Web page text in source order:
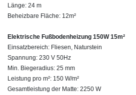
Länge: 24 m
Beheizbare Fläche: 12m²
Elektrische Fußbodenheizung 150W 15m²
Einsatzbereich: Fliesen, Naturstein
Spannung: 230 V 50Hz
Min. Biegeradius: 25 mm
Leistung pro m²: 150 W/m²
Gesamtleistung der Matte: 2250 W